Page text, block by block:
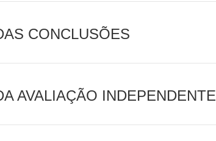
CONCLUSÕES
AVALIAÇÃO INDEPENDENTE